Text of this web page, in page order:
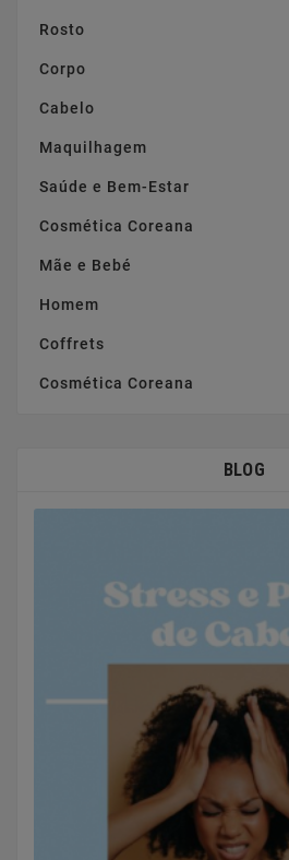
Rosto
Corpo
Cabelo
Maquilhagem
Saúde e Bem-Estar
Cosmética Coreana
Mãe e Bebé
Homem
Coffrets
Cosmética Coreana
BLOG